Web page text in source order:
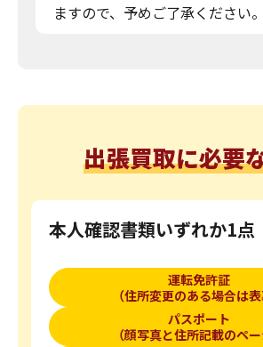
ますので、予めご了承ください。
出張買取に必要
本人確認書類いずれか1点
運転免許証
（住所変更のある場合は表
パスポート
（顔写真と住所記載のペー